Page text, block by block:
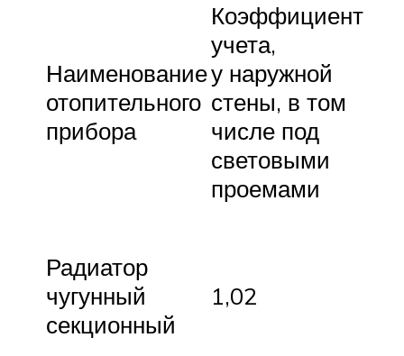
Наименование
отопительного
прибора
Коэффициент
учета,
у наружной
стены, в том
числе под
световыми
проемами
Радиатор
чугунный
секционный
1,02